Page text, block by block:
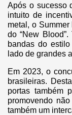
Após o sucesso
intuito de
metal, o
do “New
bandas do
lado de grandes
Em 2023, o
brasileiras.
portas também
promovendo
também um